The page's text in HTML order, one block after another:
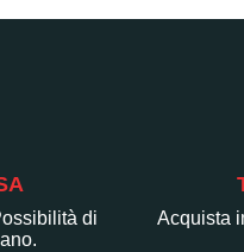
di
Acquista